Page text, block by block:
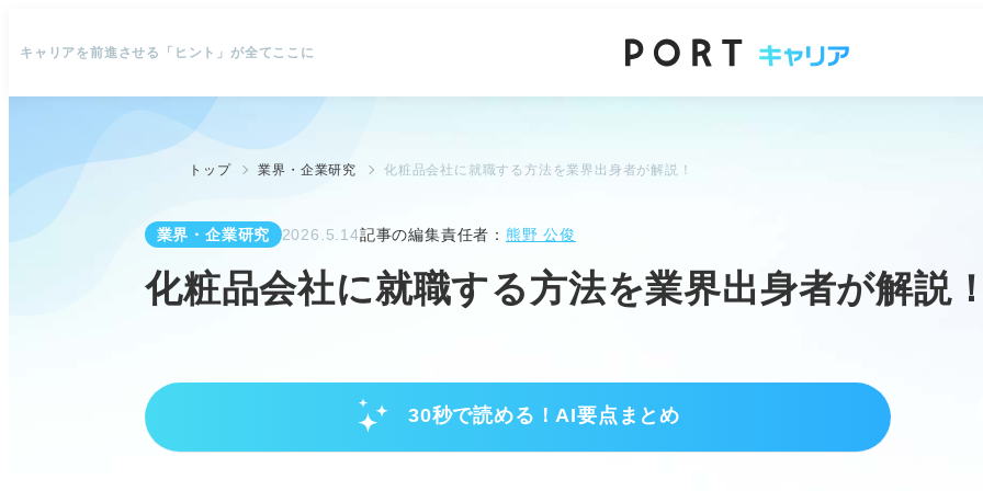
キャリアを前進させる「ヒント」が全てここに
トップ 業界・企業研究 化粧品会社に就職する方法を業界出身者が解説！
業界・企業研究 2026.5.14記事の編集責任者：熊野 公俊
化粧品会社に就職する方法を業界出身者が解説
30秒で読める！AI要点まとめ
華やかなだけじゃない！化粧品業界の基礎知識